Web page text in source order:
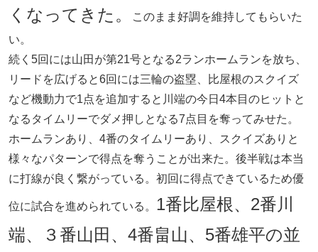
くなってきた。
このまま好調を維持してもらいた
い。
続く5回には山田が第21号となる2ランホームランを放ち、
リードを広げると6回には三輪の盗塁、比屋根のスクイズ
など機動力で1点を追加すると川端の今日4本目のヒットと
なるタイムリーでダメ押しとなる7点目を奪ってみせた。
ホームランあり、4番のタイムリーあり、スクイズありと
様々なパターンで得点を奪うことが出来た。後半戦は本当
に打線が良く繋がっている。初回に得点できているため優
位に試合を進められている。 1番比屋根、2番川
端、３番山田、4番畠山、5番雄平の並